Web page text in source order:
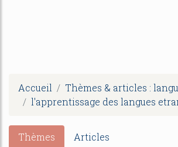
Accueil
Thèmes & articles :
l'apprentissage des langues
Thèmes Articles